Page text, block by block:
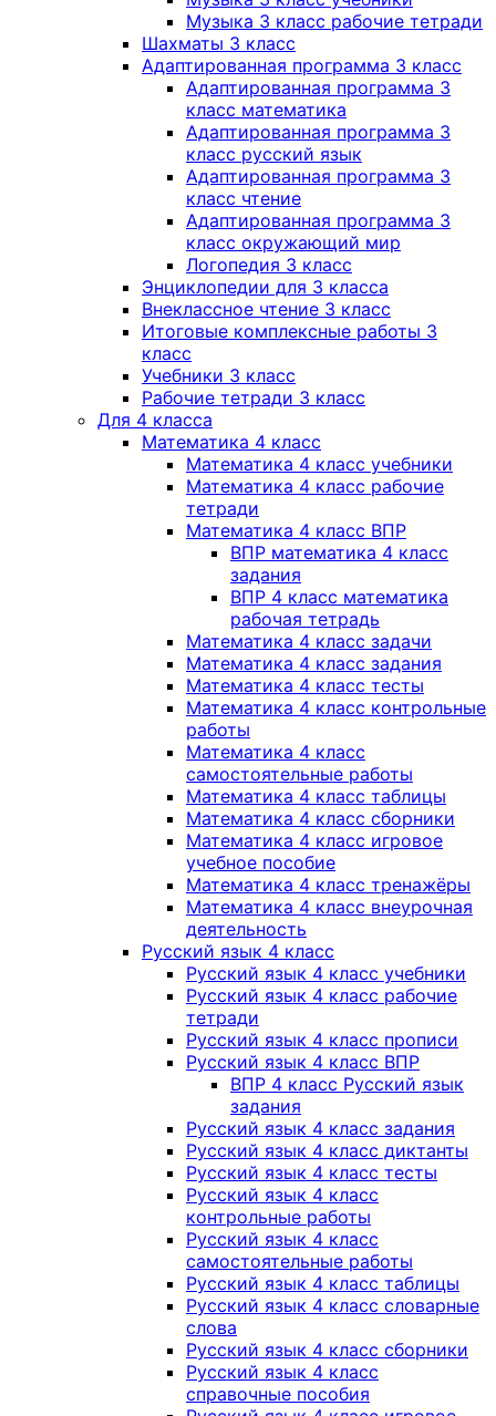
Музыка 3 класс рабочие тетради
Шахматы 3 класс
Адаптированная программа 3 класс
Адаптированная программа 3
класс математика
Адаптированная программа 3
класс русский язык
Адаптированная программа 3
класс чтение
Адаптированная программа 3
класс окружающий мир
Логопедия 3 класс
Энциклопедии для 3 класса
Внеклассное чтение 3 класс
Итоговые комплексные работы 3
класс
Учебники 3 класс
Рабочие тетради 3 класс
Для 4 класса
Математика 4 класс
Математика 4 класс учебники
Математика 4 класс рабочие
тетради
Математика 4 класс ВПР
ВПР математика 4 класс
задания
ВПР 4 класс математика
рабочая тетрадь
Математика 4 класс задачи
Математика 4 класс задания
Математика 4 класс тесты
Математика 4 класс контрольные
работы
Математика 4 класс
самостоятельные работы
Математика 4 класс таблицы
Математика 4 класс сборники
Математика 4 класс игровое
учебное пособие
Математика 4 класс тренажёры
Математика 4 класс внеурочная
деятельность
Русский язык 4 класс
Русский язык 4 класс учебники
Русский язык 4 класс рабочие
тетради
Русский язык 4 класс прописи
Русский язык 4 класс ВПР
ВПР 4 класс Русский язык
задания
Русский язык 4 класс задания
Русский язык 4 класс диктанты
Русский язык 4 класс тесты
Русский язык 4 класс
контрольные работы
Русский язык 4 класс
самостоятельные работы
Русский язык 4 класс таблицы
Русский язык 4 класс словарные
слова
Русский язык 4 класс сборники
Русский язык 4 класс
справочные пособия